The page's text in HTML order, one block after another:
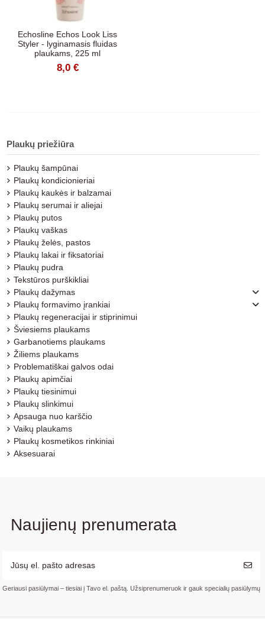
Echosline Echos Look Liss
Styler - lyginamasis fluidas
plaukams, 225 ml
8,0 €
Plaukų priežiūra
Plaukų šampūnai
Plaukų kondicionieriai
Plaukų kaukės ir balzamai
Plaukų serumai ir aliejai
Plaukų putos
Plaukų vaškas
Plaukų želės, pastos
Plaukų lakai ir fiksatoriai
Plaukų pudra
Tekstūros purškikliai
Plaukų dažymas
Plaukų formavimo įrankiai
Plaukų regeneracijai ir stiprinimui
Šviesiems plaukams
Garbanotiems plaukams
Žiliems plaukams
Problematiškai galvos odai
Plaukų apimčiai
Plaukų tiesinimui
Plaukų slinkimui
Apsauga nuo karščio
Vaikų plaukams
Plaukų kosmetikos rinkiniai
Aksesuarai
Naujienų prenumerata
Geriausi pasiūlymai – tiesiai į Tavo el. paštą. Užsiprenumeruok ir gauk specialių pasiūlymų